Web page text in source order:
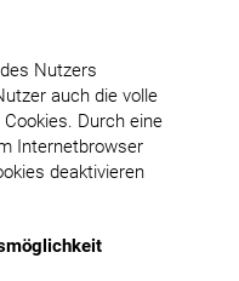
Nutzers
auch die volle
Durch eine
Internetbrowser
deaktivieren